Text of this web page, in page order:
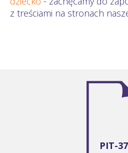
z treściami na stronach
PIT-37